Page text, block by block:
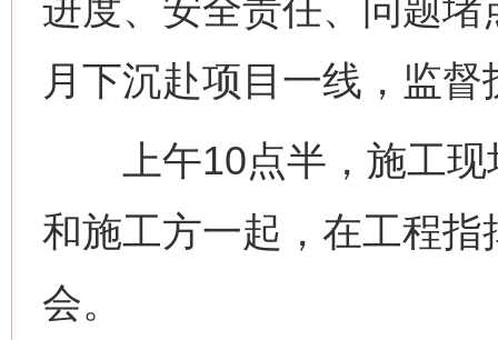
进度、安全责任、问题
月下沉赴项目一线，监
上午10点半，施工现
和施工方一起，在工程
会。